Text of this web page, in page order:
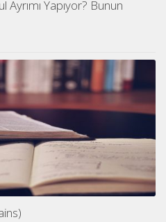
Yapıyor? Bunun